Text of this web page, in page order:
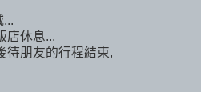
...
店休息...
待朋友的行程結束,